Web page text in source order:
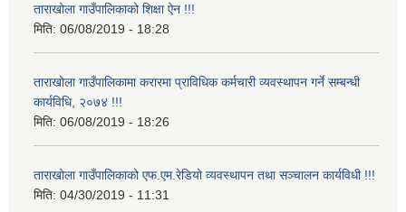
ताराखोला गाउँपालिकाको शिक्षा ऐन !!!
मिति: 06/08/2019 - 18:28
ताराखोला गाउँपालिकामा करारमा प्राविधिक कर्मचारी व्यवस्थापन गर्ने सम्बन्धी
कार्यविधि, २०७४ !!!
मिति: 06/08/2019 - 18:26
ताराखोला गाउँपालिकाको एफ.एम.रेडियो व्यवस्थापन तथा सञ्चालन कार्यविधी !!!
मिति: 04/30/2019 - 11:31